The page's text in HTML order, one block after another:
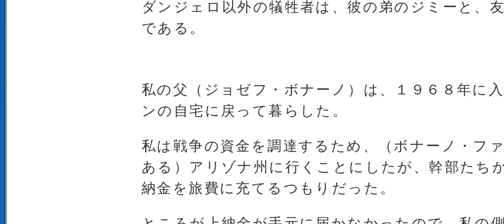
ダンジェロ以外の犠牲者は、彼の弟のジミーと、
である。
私の父（ジョゼフ・ボナーノ）は、１９６８年に
ンの自宅に戻って暮らした。
私は戦争の資金を調達するため、（ボナーノ・フ
ある）アリゾナ州に行くことにしたが、幹部たち
納金を旅費に充てるつもりだった。